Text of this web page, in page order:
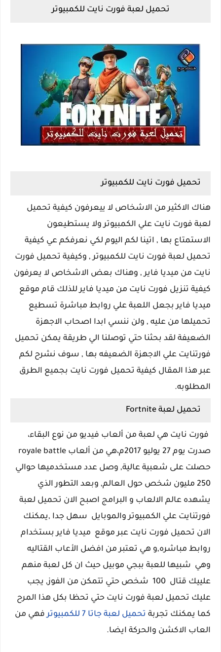
تحميل لعبة فورت نايت للكمبيوتر
تحميل فورت نايت للكمبيوتر
هناك الاكثير من الاشخاص لا ييعرفون كيفية تحميل
لعبة فورت نايت علي الكمبيوتر ولا يستطيعون
الاستمتاع بها , اتينا لكم اليوم لكي نعرفكم عي كيفية
تحميل لعبة فورت نايت للكمبيوتر , وكيفية تحميل فورت
نايت من ميديا فاير , وهناك بعض الاشخاص لا يعرفون
كيفية تنزيل فورت نايت من ميديا فاير للذلك قام موقع
ميديا فاير بجعل اللعبة علي روابط مباشرة تسطيع
تحميلها من عليه , ولن ننسي ابدا اصحاب الاجهزة
الضعيفة لقد بحثنا حتي توصلنا الي طريقة يمكن تحميل
فورتنايت علي الاجهزة الضعيفه بها , سوف نشرح لكم
عبر هذا المقال كيفية تحميل فورت نايت بجميع الطرق
المطلوبه.
تحميل لعبة Fortnite
فورت نايت هي لعبة من ألعاب فيديو من نوع البقاء،
صدرت يوم 27 يوليو 2017م،هي من ألعاب royale battle
حصلت على شعبية عالية, وصل عدد مستخدميها حوالي
250 مليون شخص حول العالم, وبعد التطور الذي
يشهده عالم الالعاب و البرامج اصبح الان تحميل لعبة
فورتنايت علي الكمبيوتر والموبايل سهل جدا ,يمكنك
الان تحميل فورت نايت عبر موقع ميديا فاير بستخدام
روابط مباشره,و هي تعتبر من افضل الأعاب القتاليه
وهي شبيها للعبة ببجي موبيل حيث ان كل لعبة منهم
علييك قتال 100 شخص حتي تتمكن من الفوز, يجب
عليك تحميل لعبة فورت نايت حتي تحظا بكل هذا المرح
كما يمكنك تجربة تحميل لعبة جاتا 7 للكمبيوتر
فهي من
العاب الاكشن والحركة ايضا.